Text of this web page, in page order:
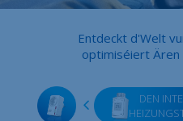
Entdeckt d'Welt
optimiséiert Ären
DEN